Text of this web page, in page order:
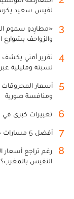
لقيس سعيد يكرس
3
«مطارِدو سموم
والزواحف بشوارع
4
تقرير أمني يكشف
لسبتة ومليلية
5
أسعار
ومنافسة صورية
6 تغييرات كبرى في
7 أفضل 5 مسارات جوية بإفريقيا وأكثرها ازدحاما
8
رغم تراجع أسعار
النفيس بالمغرب؟